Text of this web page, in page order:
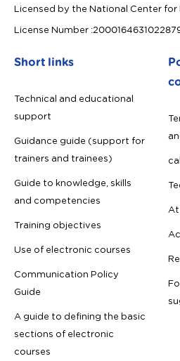
Licensed by the National Center
License Number:
Short links
Technical and educational
support
Guidance guide (support for
trainers and trainees)
Guide to knowledge, skills
and competencies
Training objectives
Use of electronic courses
Communication Policy
Guide
A guide to defining the basic
sections of electronic
courses